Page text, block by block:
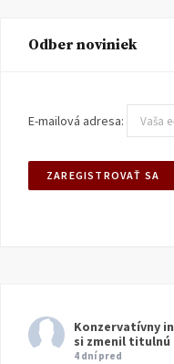
Odber noviniek
E-mailová adresa:
Konzervatívny
si zmenil
4 dní pred